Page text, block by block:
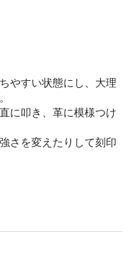
やすい状態にし、大理
に叩き、革に模様つけ
さを変えたりして刻印